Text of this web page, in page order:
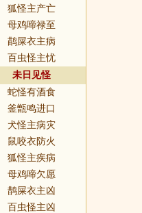
狐怪主产亡
母鸡啼禄至
鹋屎衣主病
百虫怪主忧
未日见怪
蛇怪有酒食
釜甑鸣进口
犬怪主病灾
鼠咬衣防火
狐怪主疾病
母鸡啼欠愿
鹊屎衣主凶
百虫怪主凶